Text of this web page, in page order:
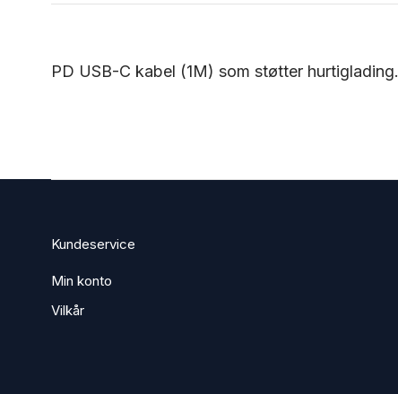
PD USB-C kabel (1M) som støtter hurtiglading.
Kundeservice
Min konto
Vilkår